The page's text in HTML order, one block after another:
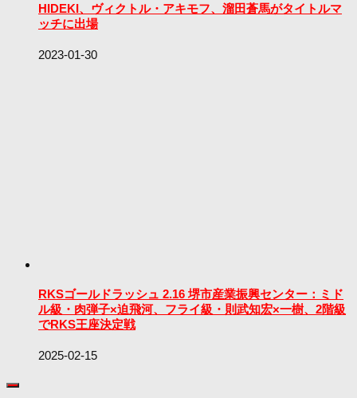
HIDEKI、ヴィクトル・アキモフ、溜田蒼馬がタイトルマ
ッチに出場
2023-01-30
RKSゴールドラッシュ 2.16 堺市産業振興センター：ミド
ル級・肉弾子×迫飛河、フライ級・則武知宏×一樹、2階級
でRKS王座決定戦
2025-02-15